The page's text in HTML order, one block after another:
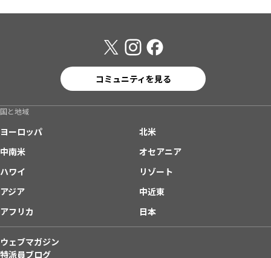
コミュニティを見る
国と地域
ヨーロッパ
北米
中南米
オセアニア
ハワイ
リゾート
アジア
中近東
アフリカ
日本
ウェブマガジン
特派員ブログ